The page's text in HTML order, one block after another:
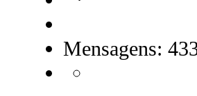
Mensagens: